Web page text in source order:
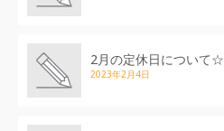
2月の定休日について☆
2023年2月4日